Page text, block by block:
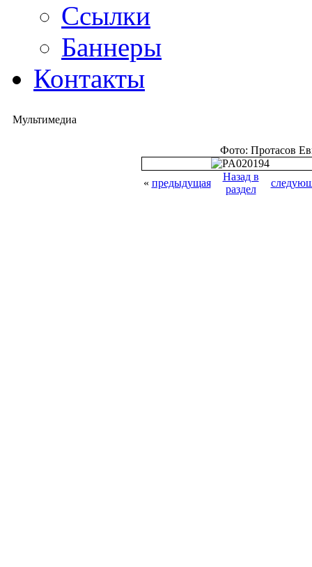
Ссылки
Баннеры
Контакты
Мультимедиа
Фото: Протасов
« предыдущая
Назад в
раздел